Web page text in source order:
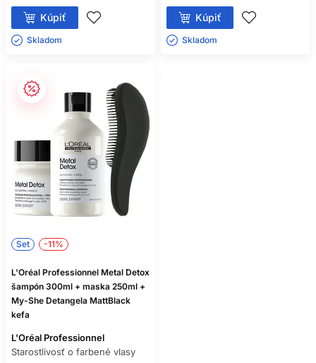
Kúpiť
Skladom ㅤ
Kúpiť
Skladom ㅤ
Set -11%
L'Oréal Professionnel Metal Detox
šampón 300ml + maska 250ml +
My-She Detangela MattBlack
kefa
L'Oréal Professionnel
Starostlivosť o farbené vlasy